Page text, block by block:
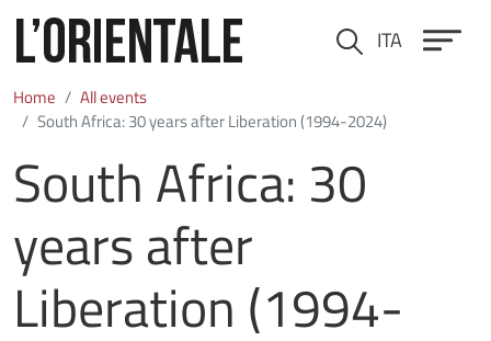
Cerca ITA
Home
All events
South Africa: 30 years after Liberation (1994-2024)
South Africa: 30
years after
Liberation (1994-